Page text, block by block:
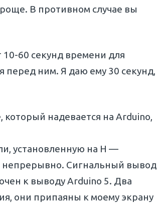
В противном случае вы
10-60 секунд времени для
перед ним. Я даю ему 30 секунд,
который надевается на Arduino,
установленную на H —
Сигнальный вывод
к выводу Arduino 5. Два
они припаяны к моему экрану